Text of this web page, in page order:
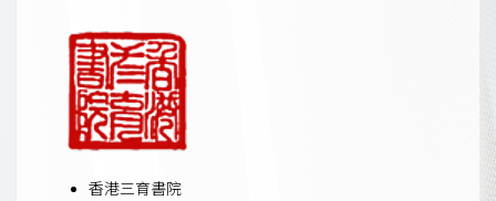
香港三育書院